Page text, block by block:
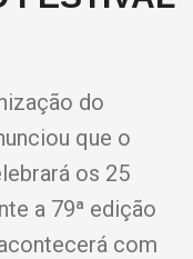
do
que o
os 25
a 79ª edição
com